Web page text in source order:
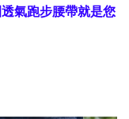
氣跑步腰帶就是您